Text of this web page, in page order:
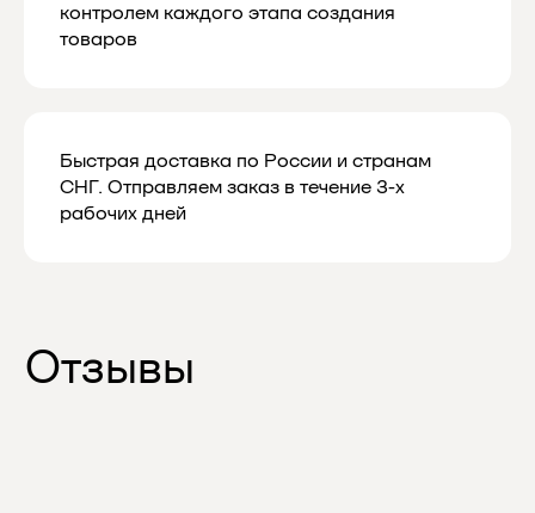
контролем каждого этапа создания
товаров
Быстрая доставка по России и странам
СНГ. Отправляем заказ в течение 3-х
рабочих дней